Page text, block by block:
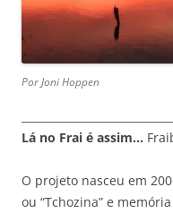
Por Joni Hoppen
Lá no Frai é assim…
O projeto nasceu em
ou “Tchozina” e